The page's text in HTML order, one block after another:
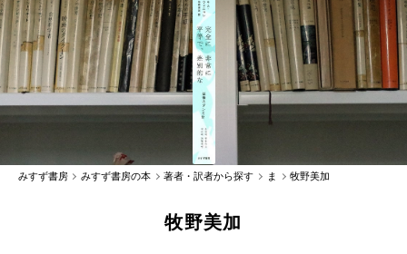
みすず書房 みすず書房の本 著者・訳者から探す ま 牧野美加
牧野美加